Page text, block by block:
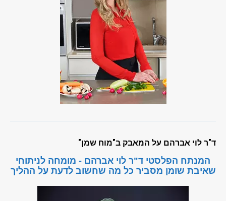
ד"ר לוי אברהם על המאבק ב"מוח שמן"
המנתח הפלסטי ד"ר לוי אברהם - מומחה לניתוחי
שאיבת שומן מסביר כל מה שחשוב לדעת על ההליך